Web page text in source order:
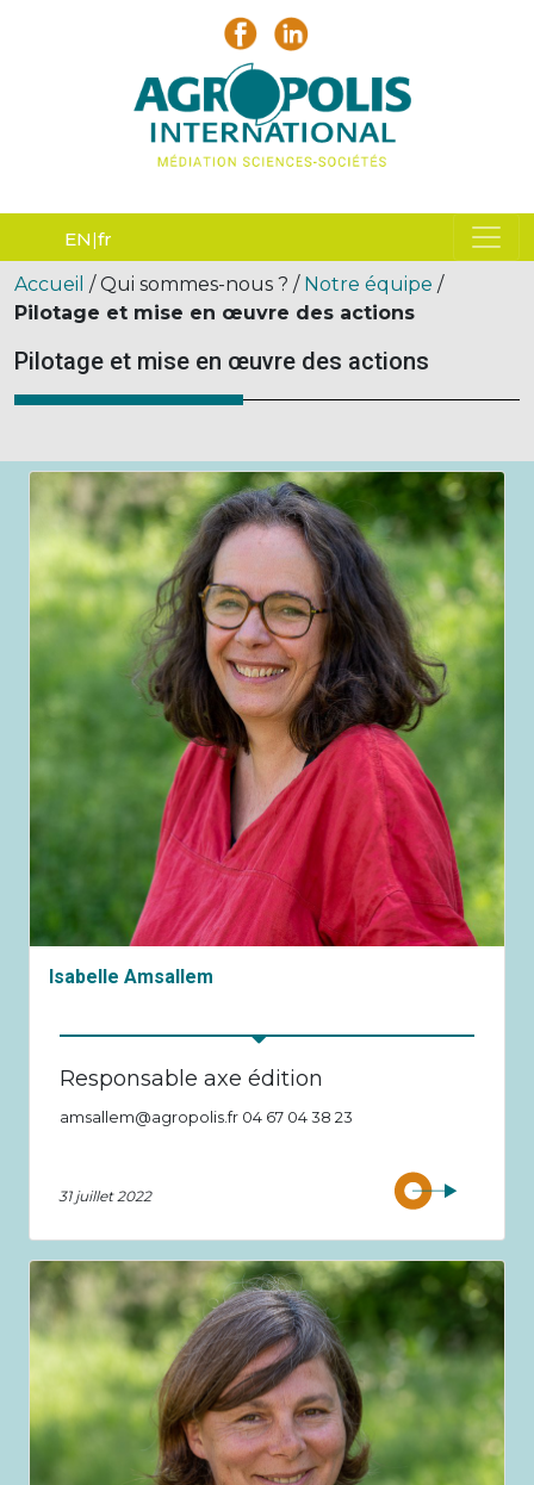
EN fr
Accueil / Qui sommes-nous ? / Notre équipe /
Pilotage et mise en œuvre des actions
Pilotage et mise en œuvre des actions
Isabelle Amsallem
Responsable axe édition
amsallem@agropolis.fr 04 67 04 38 23
31 juillet 2022